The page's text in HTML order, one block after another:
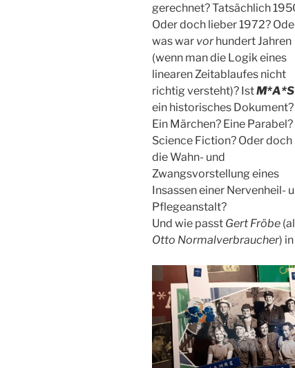
gerechnet? Tatsächlich
Oder doch lieber 1972?
was war vorhundert Jahren
(wenn man die Logik eines
linearen Zeitablaufes nicht
richtig versteht)? Ist
ein historisches Dokument?
Ein Märchen? Eine Parabel?
Science Fiction? Oder doch
die Wahn- und
Zwangsvorstellung eines
Insassen einer Nervenheil-
Pflegeanstalt?
Und wie passt Gert Fröbe
Otto Normalverbraucher)